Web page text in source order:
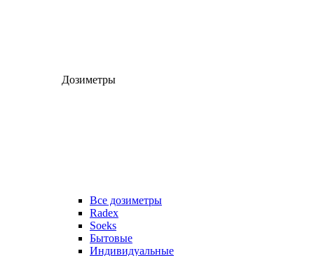
Дозиметры
Все дозиметры
Radex
Soeks
Бытовые
Индивидуальные